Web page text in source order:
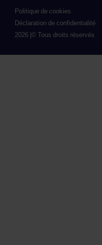
2026 |© Tous droits réservés
Politique de cookies
Déclaration de confidentialité